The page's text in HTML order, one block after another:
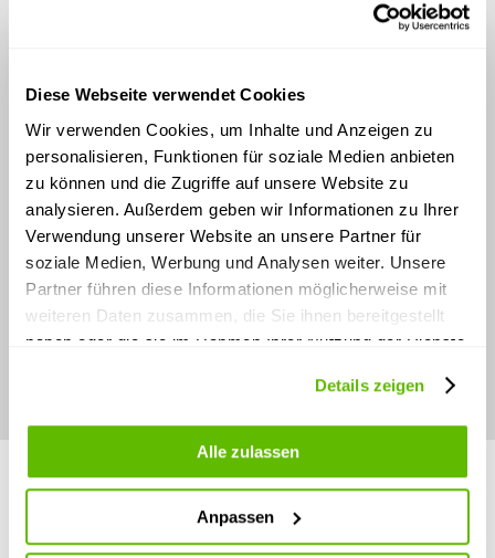
Diese Webseite verwendet Cookies
Wir verwenden Cookies, um Inhalte und Anzeigen zu
personalisieren, Funktionen für soziale Medien anbieten
zu können und die Zugriffe auf unsere Website zu
analysieren. Außerdem geben wir Informationen zu Ihrer
Verwendung unserer Website an unsere Partner für
soziale Medien, Werbung und Analysen weiter. Unsere
Partner führen diese Informationen möglicherweise mit
weiteren Daten zusammen, die Sie ihnen bereitgestellt
haben oder die sie im Rahmen Ihrer Nutzung der Dienste
Details zeigen
Alle zulassen
Anpassen
Social Media
Stay connected.